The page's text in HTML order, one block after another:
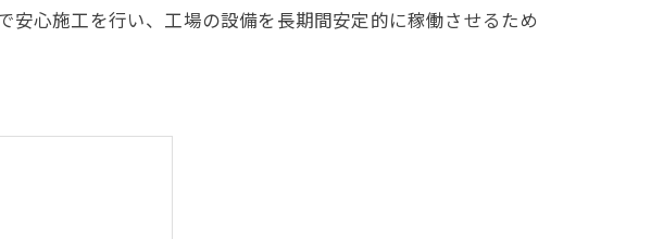
心施工を行い、工場の設備を長期間安定的に稼働させるため